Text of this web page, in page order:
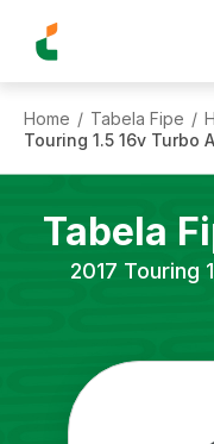
Home / Tabela Fipe /
Touring 1.5 16v Turbo
Tabela
2017 Touring